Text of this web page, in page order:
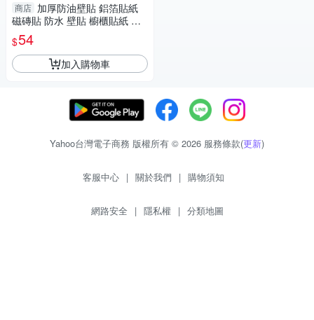
商店 加厚防油壁貼 鋁箔貼紙
磁磚貼 防水 壁貼 櫥櫃貼紙 廚
房壁貼 (mina百貨)【F0631】
$54
加入購物車
Yahoo台灣電子商務 版權所有 © 2026 服務條款(更新)
客服中心 | 關於我們 | 購物須知
網路安全 | 隱私權 | 分類地圖